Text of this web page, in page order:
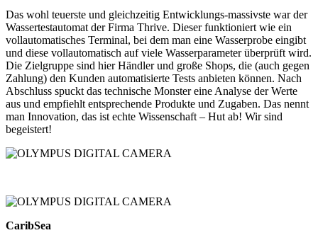
Das wohl teuerste und gleichzeitig Entwicklungs-massivste war der
Wassertestautomat der Firma Thrive. Dieser funktioniert wie ein
vollautomatisches Terminal, bei dem man eine Wasserprobe eingibt
und diese vollautomatisch auf viele Wasserparameter überprüft wird.
Die Zielgruppe sind hier Händler und große Shops, die (auch gegen
Zahlung) den Kunden automatisierte Tests anbieten können. Nach
Abschluss spuckt das technische Monster eine Analyse der Werte
aus und empfiehlt entsprechende Produkte und Zugaben. Das nennt
man Innovation, das ist echte Wissenschaft – Hut ab! Wir sind
begeistert!
CaribSea